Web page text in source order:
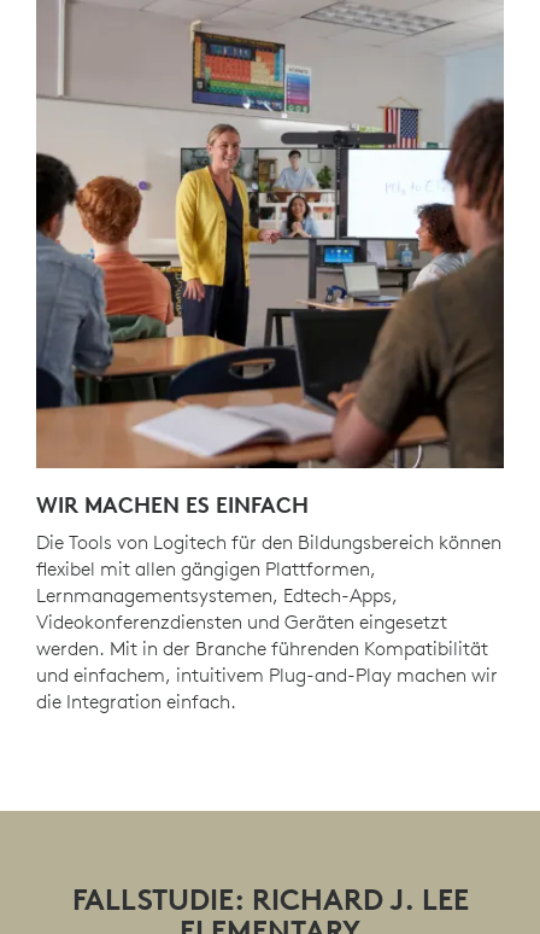
WIR MACHEN ES EINFACH
Die Tools von Logitech für den Bildungsbereich können
flexibel mit allen gängigen Plattformen,
Lernmanagementsystemen, Edtech-Apps,
Videokonferenzdiensten und Geräten eingesetzt
werden. Mit in der Branche führenden Kompatibilität
und einfachem, intuitivem Plug-and-Play machen wir
die Integration einfach.
FALLSTUDIE: RICHARD J. LEE